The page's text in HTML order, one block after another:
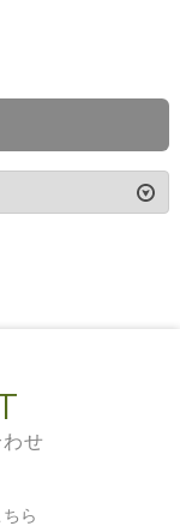
せ
ら